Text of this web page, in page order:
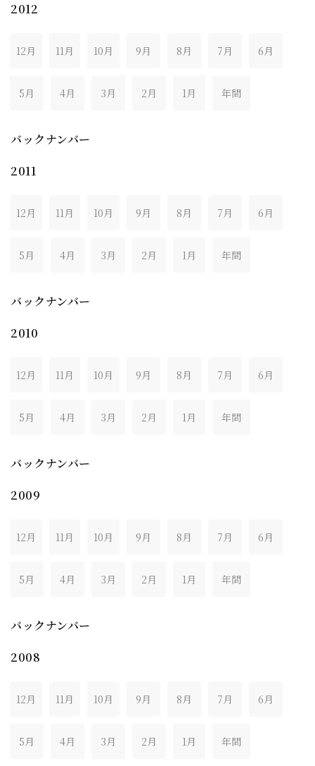
2012
12月 11月 10月 9月 8月 7月 6月
5月 4月 3月 2月 1月 年間
バックナンバー
2011
12月 11月 10月 9月 8月 7月 6月
5月 4月 3月 2月 1月 年間
バックナンバー
2010
12月 11月 10月 9月 8月 7月 6月
5月 4月 3月 2月 1月 年間
バックナンバー
2009
12月 11月 10月 9月 8月 7月 6月
5月 4月 3月 2月 1月 年間
バックナンバー
2008
12月 11月 10月 9月 8月 7月 6月
5月 4月 3月 2月 1月 年間